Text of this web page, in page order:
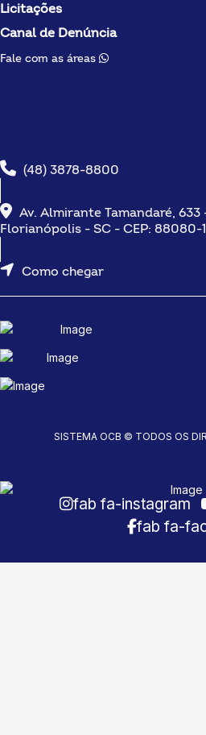
Licitações
Canal de Denúncia
Fale com as áreas
(48) 3878-8800
Av. Almirante Tamandaré, 633
Florianópolis - SC - CEP: 88080-
Como chegar
SISTEMA OCB © TODOS OS
fab fa-instagram
fab fa-